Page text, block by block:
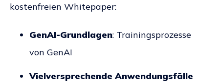
kostenfreien Whitepaper:
GenAI-Grundlagen: Trainingsprozesse
von GenAI
Vielversprechende Anwendungsfälle